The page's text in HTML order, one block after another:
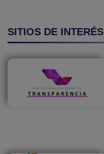
SITIOS DE INTERÉS